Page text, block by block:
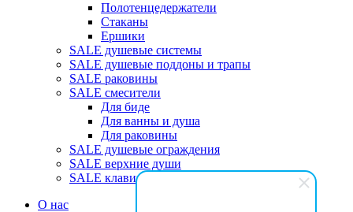
Полотенцедержатели
Стаканы
Ершики
SALE душевые системы
SALE душевые поддоны и трапы
SALE раковины
SALE смесители
Для биде
Для ванны и душа
Для раковины
SALE душевые ограждения
SALE верхние души
SALE клавиши
О нас